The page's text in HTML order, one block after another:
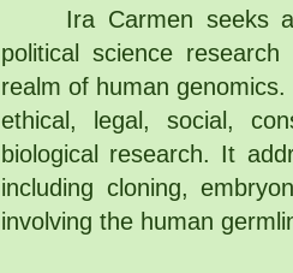
Ira Carmen seeks a
political science
realm of human
ethical, legal, social,
biological research. It
including cloning,
involving the human